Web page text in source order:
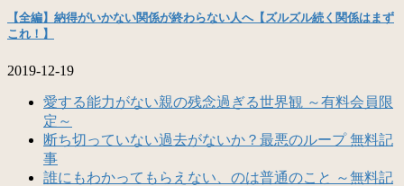
【全編】納得がいかない関係が終わらない人へ【ズルズル続く関係はまず
これ！】
2019-12-19
愛する能力がない親の残念過ぎる世界観 ～有料会員限
定～
断ち切っていない過去がないか？最悪のループ 無料記
事
誰にもわかってもらえない、のは普通のこと ～無料記